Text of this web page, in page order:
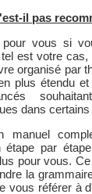
il pas
vous si
est votre
organisé par
plus étendu
dans
manuel
étape par
pour vous.
la
vous référer à